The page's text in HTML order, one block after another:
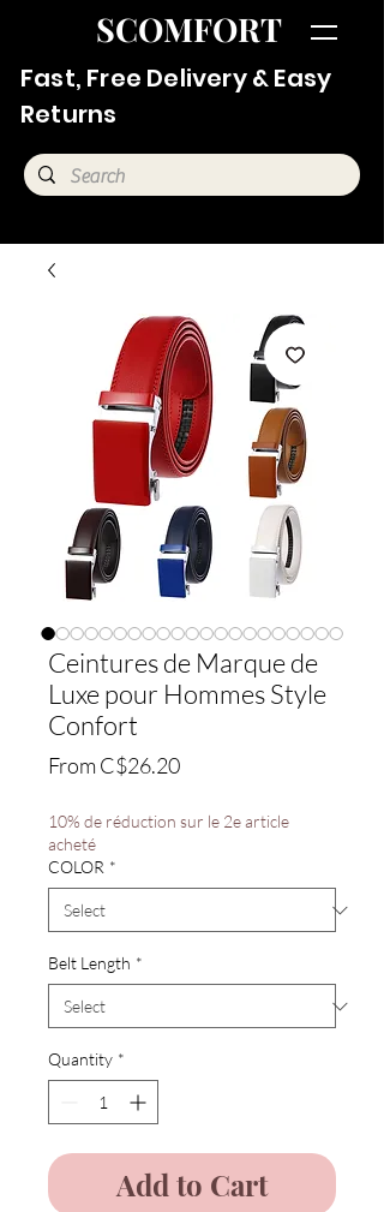
SCOMFORT
Fast, Free Delivery & Easy
Returns
Ceintures de Marque de
Luxe pour Hommes Style
Confort
FromC$26.20Sale
10% de réduction sur le 2e article
acheté
COLOR *
Belt Length *
Quantity *
Add to Cart